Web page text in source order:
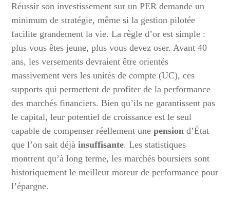
Réussir son investissement sur un PER demande un
minimum de stratégie, même si la gestion pilotée
facilite grandement la vie. La règle d’or est simple :
plus vous êtes jeune, plus vous devez oser. Avant 40
ans, les versements devraient être orientés
massivement vers les unités de compte (UC), ces
supports qui permettent de profiter de la performance
des marchés financiers. Bien qu’ils ne garantissent pas
le capital, leur potentiel de croissance est le seul
capable de compenser réellement unepension d’État
que l’on sait déjàinsuffisante. Les statistiques
montrent qu’à long terme, les marchés boursiers sont
historiquement le meilleur moteur de performance pour
l’épargne.